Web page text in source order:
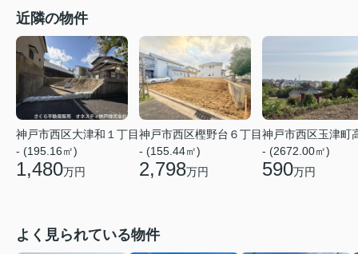
近隣の物件
神戸市西区大津和１丁目
- (195.16㎡)
1,480万円
神戸市西区樫野台６丁目
- (155.44㎡)
2,798万円
神戸市西区玉津町
- (2672.00㎡)
590万円
よく見られている物件